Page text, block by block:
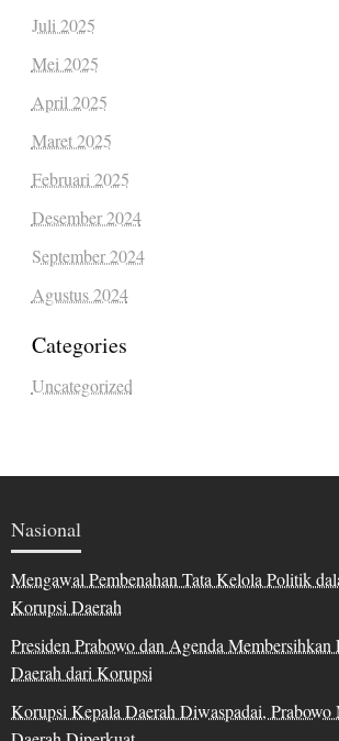
Juli 2025
Mei 2025
April 2025
Maret 2025
Februari 2025
Desember 2024
September 2024
Agustus 2024
Categories
Uncategorized
Nasional
Mengawal Pembenahan Tata Kelola Politik
Korupsi Daerah
Presiden Prabowo dan Agenda Membersihkan
Daerah dari Korupsi
Korupsi Kepala Daerah Diwaspadai,